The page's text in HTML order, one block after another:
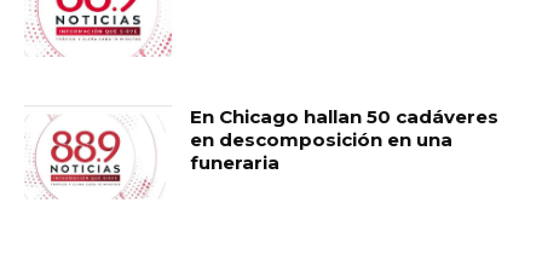
En Chicago hallan 50 cadáveres
en descomposición en una
funeraria